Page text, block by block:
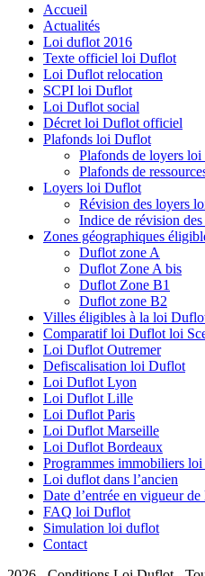
Accueil
Actualités
Loi duflot 2016
Texte officiel loi Duflot
Loi Duflot relocation
SCPI loi Duflot
Loi Duflot social
Décret loi Duflot officiel
Plafonds loi Duflot
Plafonds de loyers
Plafonds de
Loyers loi Duflot
Révision des loyers
Indice de révision
Zones géographiques
Duflot zone A
Duflot Zone A bis
Duflot Zone B1
Duflot zone B2
Villes éligibles à la loi
Comparatif loi Duflot loi
Loi Duflot Outremer
Defiscalisation loi Duflot
Loi Duflot Lyon
Loi Duflot Lille
Loi Duflot Paris
Loi Duflot Marseille
Loi Duflot Bordeaux
Programmes immobiliers
Loi duflot dans l’ancien
Date d’entrée en vigueur
FAQ loi Duflot
Simulation loi duflot
Contact